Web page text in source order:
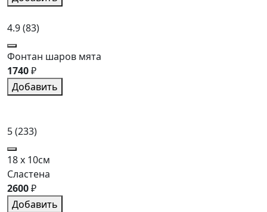
4.9(83)
Фонтан шаров мята
1740₽
Добавить
5(233)
18 x 10см
Сластена
2600₽
Добавить